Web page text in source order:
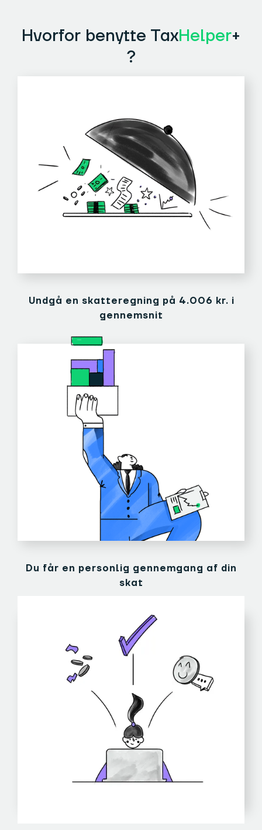
Hvorfor benytte TaxHelper+
?
Undgå en skatteregning på 4.006 kr. i
gennemsnit
Du får en personlig gennemgang af din
skat